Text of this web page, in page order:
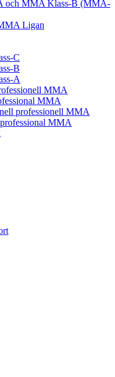
och MMA Klass-B (MMA-
Ligan
C
B
A
MMA
MMA
professionell MMA
MMA